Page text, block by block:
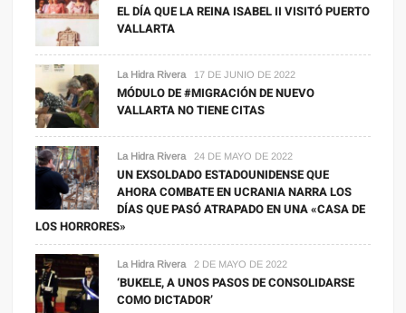
falsas
EL DÍA QUE LA REINA ISABEL II VISITÓ PUERTO
VALLARTA
La Hidra Rivera 17 DE JUNIO DE 2022
MÓDULO DE #MIGRACIÓN DE NUEVO
VALLARTA NO TIENE CITAS
La Hidra Rivera 24 DE MAYO DE 2022
UN EXSOLDADO ESTADOUNIDENSE QUE
AHORA COMBATE EN UCRANIA NARRA LOS
DÍAS QUE PASÓ ATRAPADO EN UNA «CASA DE
LOS HORRORES»
La Hidra Rivera 2 DE MAYO DE 2022
‘BUKELE, A UNOS PASOS DE CONSOLIDARSE
COMO DICTADOR’